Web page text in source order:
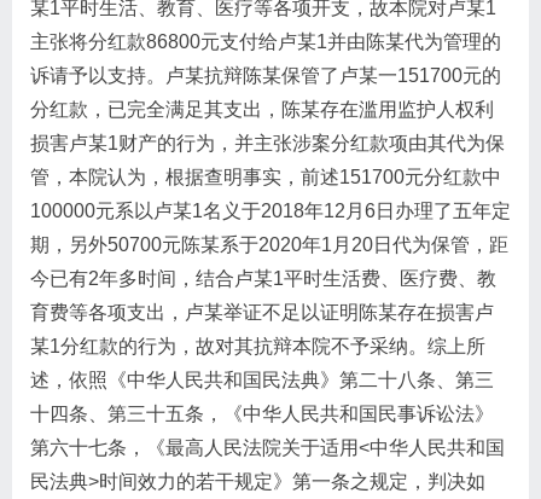
某1平时生活、教育、医疗等各项开支，故本院对卢某1
主张将分红款86800元支付给卢某1并由陈某代为管理的
诉请予以支持。卢某抗辩陈某保管了卢某一151700元的
分红款，已完全满足其支出，陈某存在滥用监护人权利
损害卢某1财产的行为，并主张涉案分红款项由其代为保
管，本院认为，根据查明事实，前述151700元分红款中
100000元系以卢某1名义于2018年12月6日办理了五年定
期，另外50700元陈某系于2020年1月20日代为保管，距
今已有2年多时间，结合卢某1平时生活费、医疗费、教
育费等各项支出，卢某举证不足以证明陈某存在损害卢
某1分红款的行为，故对其抗辩本院不予采纳。综上所
述，依照《中华人民共和国民法典》第二十八条、第三
十四条、第三十五条，《中华人民共和国民事诉讼法》
第六十七条，《最高人民法院关于适用<中华人民共和国
民法典>时间效力的若干规定》第一条之规定，判决如